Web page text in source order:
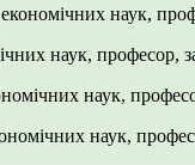
наук,
наук, професор,
наук,
наук,